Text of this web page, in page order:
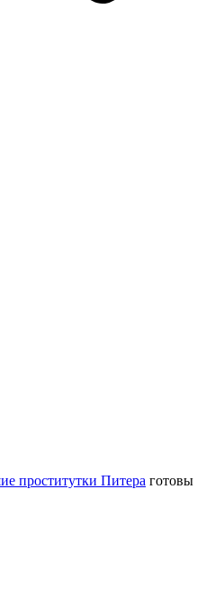
проститутки Питера готовы